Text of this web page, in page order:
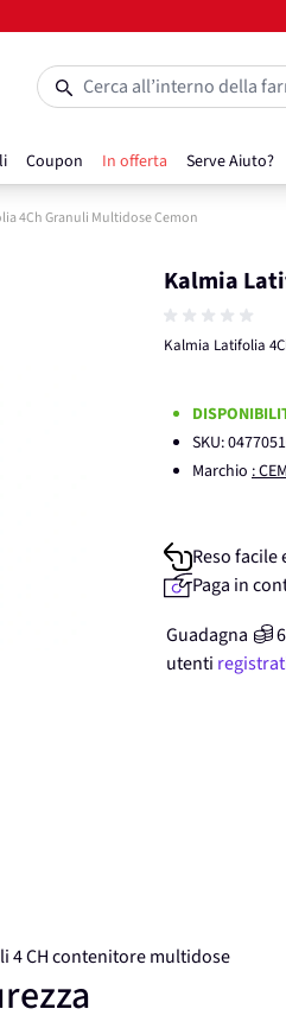
Coupon In offerta Serve Aiuto?
Cerca all’interno della
4Ch Granuli Multidose Cemon
Kalmia
Kalmia Latifolia
SKU:
Marchio :
Reso facile
Paga in
Guadagna
6
utenti
4 CH contenitore multidose